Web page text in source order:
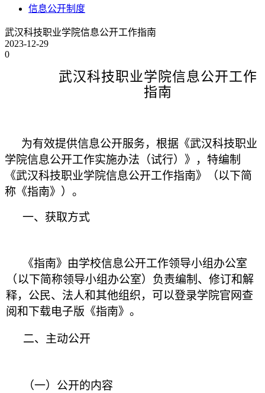
信息公开制度
武汉科技职业学院信息公开工作指南
2023-12-29
0
武汉科技职业学院信息公开工作
指南
为有效提供信息公开服务，根据《武汉科技职业
学院信息公开工作实施办法（试行）》，特编制
《武汉科技职业学院信息公开工作指南》（以下简
称《指南》）。
一、获取方式
《指南》由学校信息公开工作领导小组办公室
（ 以下简称领导小组办公室）负责编制、修订和解
释，公民、法人和其他组织，可以登录学院官网查
阅和下载电子版《指南》。
二、主动公开
（一）公开的内容